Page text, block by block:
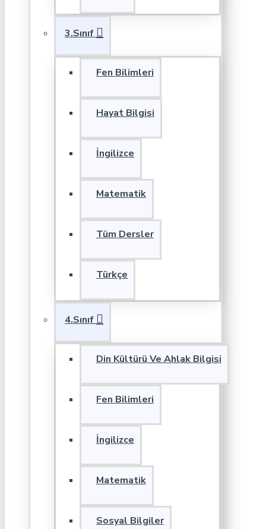
3.Sınıf
Fen Bilimleri
Hayat Bilgisi
İngilizce
Matematik
Tüm Dersler
Türkçe
4.Sınıf
Din Kültürü Ve Ahlak Bilgisi
Fen Bilimleri
İngilizce
Matematik
Sosyal Bilgiler